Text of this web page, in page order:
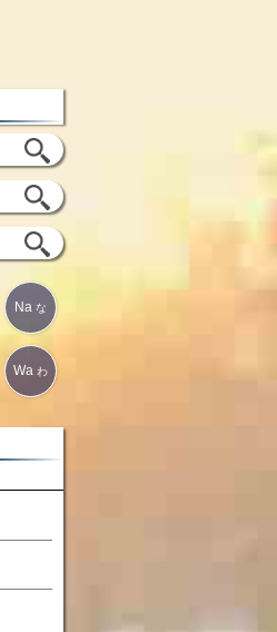
Na な
Wa わ